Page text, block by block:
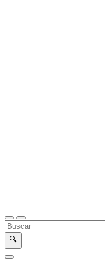
Buscar en la web
Buscar
🔍